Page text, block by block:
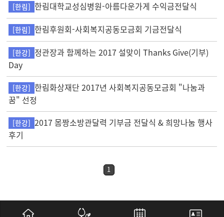
[한림] 한림대학교성심병원-아름다운가게 수익금전달식
[한림] 한림후원회-사회복지공동모금회 기금전달식
[한강]
정관장과 함께하는 2017 설맞이 Thanks Give(기부)
Day
[한강]
한림화상재단 2017년 사회복지공동모금회 "나눔과
꿈" 선정
[한강]
2017 몸짱소방관달력 기부금 전달식 & 희망나눔 행사
후기
1